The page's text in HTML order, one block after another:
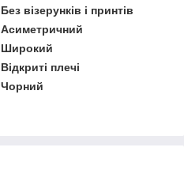
Без візерунків і принтів
Асиметричний
Широкий
Відкриті плечі
Чорний